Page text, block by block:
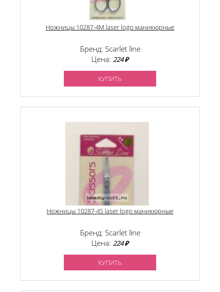
Ножницы 10287-4M laser logo маникюрные
Бренд: Scarlet line
Цена: 224 ₽
КУПИТЬ
Ножницы 10287-4S laser logo маникюрные
Бренд: Scarlet line
Цена: 224 ₽
КУПИТЬ